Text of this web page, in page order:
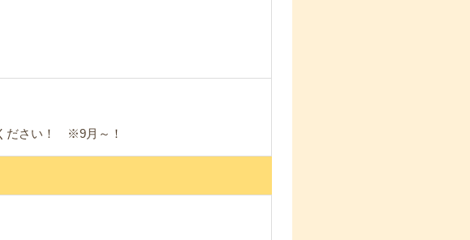
ださい！ ※9月～！